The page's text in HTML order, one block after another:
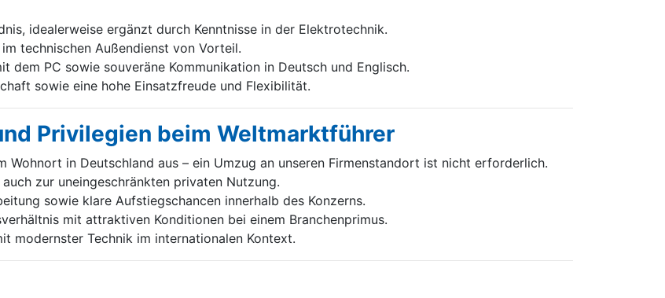
idealerweise ergänzt durch Kenntnisse in der Elektrotechnik.
technischen Außendienst von Vorteil.
dem PC sowie souveräne Kommunikation in Deutsch und Englisch.
sowie eine hohe Einsatzfreude und Flexibilität.
Privilegien beim Weltmarktführer
Wohnort in Deutschland aus – ein Umzug an unseren Firmenstandort ist nicht erforderlich.
zur uneingeschränkten privaten Nutzung.
sowie klare Aufstiegschancen innerhalb des Konzerns.
mit attraktiven Konditionen bei einem Branchenprimus.
modernster Technik im internationalen Kontext.